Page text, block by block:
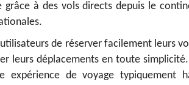
grâce à des vols directs depuis le
de réserver facilement leurs
leurs déplacements en toute
expérience de voyage typiquement